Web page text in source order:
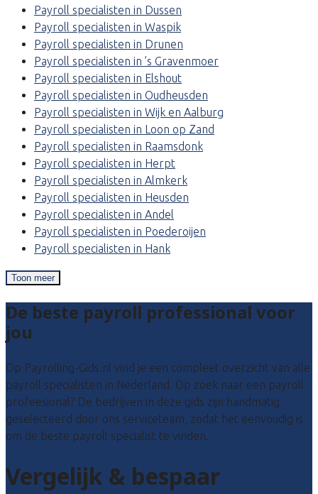
Payroll specialisten in Dussen
Payroll specialisten in Waspik
Payroll specialisten in Drunen
Payroll specialisten in ’s Gravenmoer
Payroll specialisten in Elshout
Payroll specialisten in Oudheusden
Payroll specialisten in Wijk en Aalburg
Payroll specialisten in Loon op Zand
Payroll specialisten in Raamsdonk
Payroll specialisten in Herpt
Payroll specialisten in Almkerk
Payroll specialisten in Heusden
Payroll specialisten in Andel
Payroll specialisten in Poederoijen
Payroll specialisten in Hank
Toon meer
De beste payroll professional voor
jou
Op Payrolling-Gids.nl vind je een compleet overzicht van alle
payroll specialisten in Nederland. Op zoek naar een payroll
profeesional? De bedrijven in deze gids zijn handmatig
geselecteerd door ons serviceteam, zodat het eenvoudig is
om de beste payroll specialist te vinden.
Vergelijk & bespaar